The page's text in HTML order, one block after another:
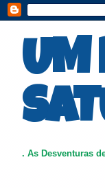
UM
. As Desventuras